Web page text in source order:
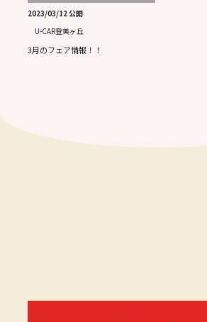
2023/03/12 公開
U-CAR登美ヶ丘
3月のフェア情報！！